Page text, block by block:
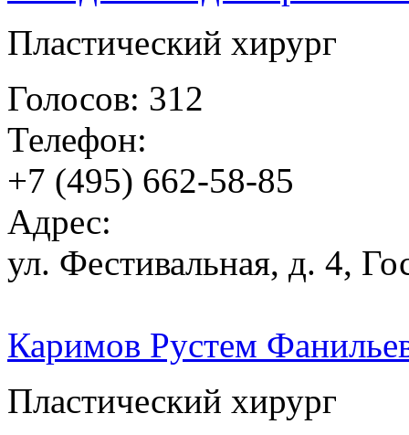
Пластический хирург
Голосов: 312
Телефон:
+7 (495) 662-58-85
Адрес:
ул. Фестивальная, д. 4,
Каримов Рустем
Пластический хирург